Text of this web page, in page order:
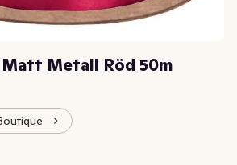
Metall Röd 50m